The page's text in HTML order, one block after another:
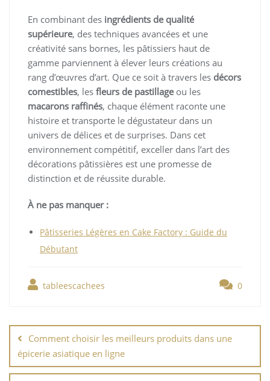
En combinant des ingrédients de qualité
supérieure, des techniques avancées et une
créativité sans bornes, les pâtissiers haut de
gamme parviennent à élever leurs créations au
rang d’œuvres d’art. Que ce soit à travers les décors
comestibles, les fleurs de pastillageou les
macarons raffinés, chaque élément raconte une
histoire et transporte le dégustateur dans un
univers de délices et de surprises. Dans cet
environnement compétitif, exceller dans l’art des
décorations pâtissières est une promesse de
distinction et de réussite durable.
À ne pas manquer :
Pâtisseries Légères en Cake Factory : Guide du
Débutant
tableescachees 0
de
l’article
Comment choisir les meilleurs produits dans une
épicerie asiatique en ligne